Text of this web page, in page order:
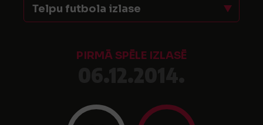
Telpu futbola izlase
PIRMĀ SPĒLE IZLASĒ